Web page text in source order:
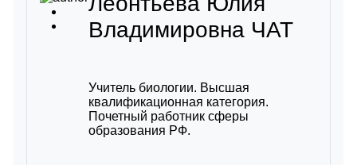
Владимировна ЧАТ
Учитель биологии. Высшая
квалификационная категория.
Почетный работник сферы
образования РФ.